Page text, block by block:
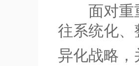
面对重重
往系统化、
异化战略，